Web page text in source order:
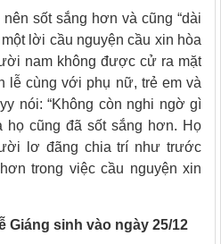
sốt sắng hơn và cũng “dài
lời cầu nguyện cầu xin hòa
nam không được cử ra mặt
lễ cùng với phụ nữ, trẻ em và
nói: “Không còn nghi ngờ gì
họ cũng đã sốt sắng hơn. Họ
lơ đãng chia trí như trước
trong việc cầu nguyện xin
Giáng sinh vào ngày 25/12